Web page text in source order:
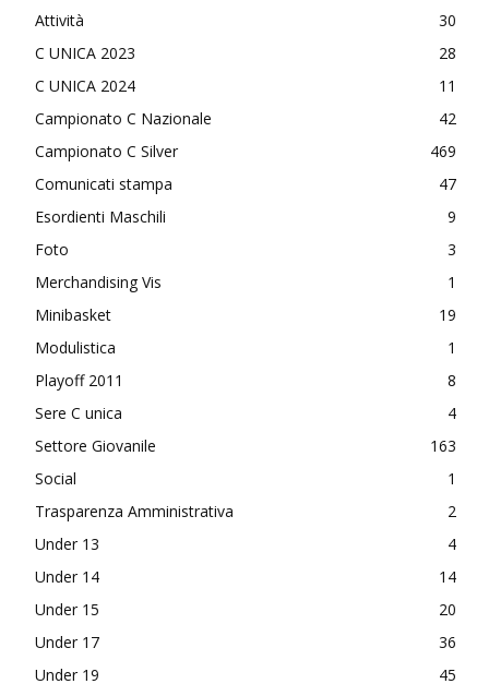
Attività
30
C UNICA 2023
28
C UNICA 2024
11
Campionato C Nazionale
42
Campionato C Silver
469
Comunicati stampa
47
Esordienti Maschili
9
Foto
3
Merchandising Vis
1
Minibasket
19
Modulistica
1
Playoff 2011
8
Sere C unica
4
Settore Giovanile
163
Social
1
Trasparenza Amministrativa
2
Under 13
4
Under 14
14
Under 15
20
Under 17
36
Under 19
45